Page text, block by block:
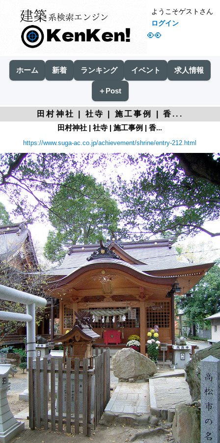
👀
ようこそゲストさん
ログイン
ホーム 新着 ランキング イベント 求人情報
＋Post
田村神社 | 社寺 | 施工事例 | 香...
田村神社 | 社寺 | 施工事例 | 香...
https://www.suga-ac.co.jp/achievement/shrine/entry-212.html